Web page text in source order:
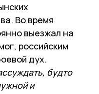
Во время
вы­езжал на
российским
дух.
будто
и